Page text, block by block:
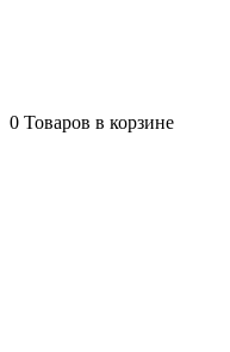
0 Товаров в корзине